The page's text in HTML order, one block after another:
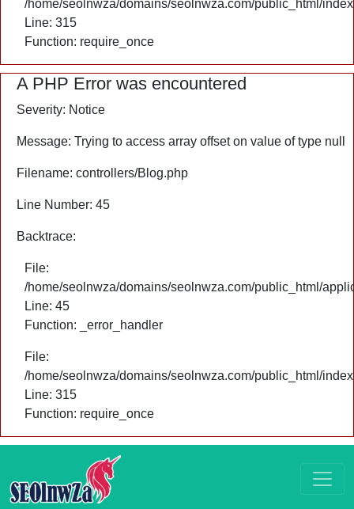
/home/seolnwza/domains/seolnwza.com/public_html/
Line: 315
Function: require_once
A PHP Error was encountered
Severity: Notice
Message: Trying to access array offset on value of type null
Filename: controllers/Blog.php
Line Number: 45
Backtrace:
File:
/home/seolnwza/domains/seolnwza.com/public_html/
Line: 45
Function: _error_handler
File:
/home/seolnwza/domains/seolnwza.com/public_html/
Line: 315
Function: require_once